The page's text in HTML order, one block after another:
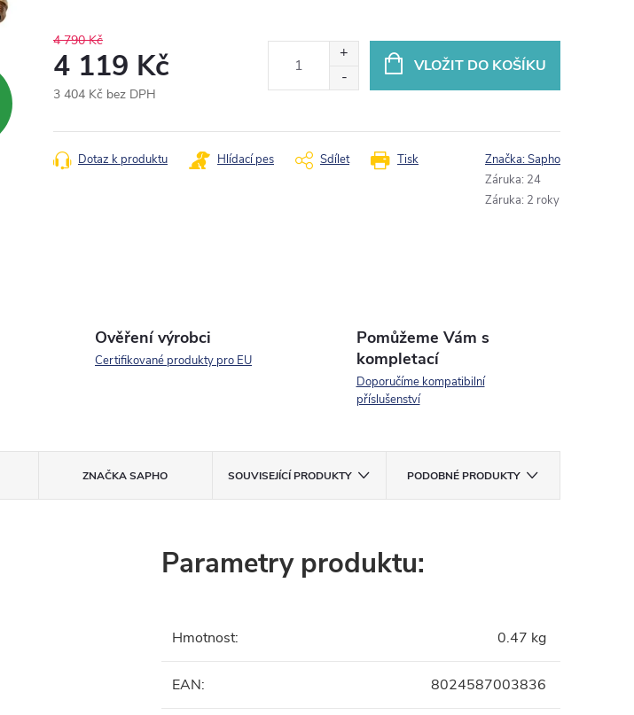
4 790 Kč
4 119 Kč
3 404 Kč bez DPH
cena:
VLOŽIT DO KOŠÍKU
Tisk
Dotaz k produktu Hlídací pes Sdílet Značka:Sapho
Záruka: 24
Záruka: 2 roky
Ověření výrobci
Certifikované produkty pro EU
Pomůžeme Vám s
kompletací
Doporučíme kompatibilní
příslušenství
ZNAČKASAPHO SOUVISEJÍCÍ PRODUKTY PODOBNÉ PRODUKTY
Parametry produktu:
Hmotnost: 0.47 kg
EAN: 8024587003836